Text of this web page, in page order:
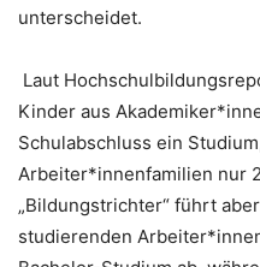
unterscheidet.
Laut
Kinder aus
Schulabschluss ein
Arbeiter*innenfamilien nur
„Bildungstrichter“ führt
studierenden